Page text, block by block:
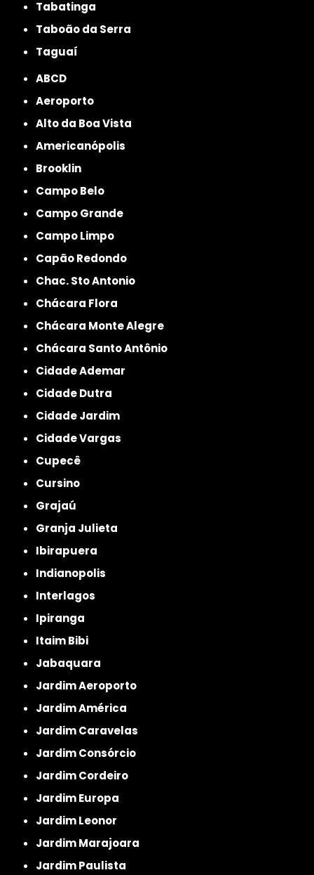
Tabatinga
Taboão da Serra
Taguaí
ABCD
Aeroporto
Alto da Boa Vista
Americanópolis
Brooklin
Campo Belo
Campo Grande
Campo Limpo
Capão Redondo
Chac. Sto Antonio
Chácara Flora
Chácara Monte Alegre
Chácara Santo Antônio
Cidade Ademar
Cidade Dutra
Cidade Jardim
Cidade Vargas
Cupecê
Cursino
Grajaú
Granja Julieta
Ibirapuera
Indianopolis
Interlagos
Ipiranga
Itaim Bibi
Jabaquara
Jardim Aeroporto
Jardim América
Jardim Caravelas
Jardim Consórcio
Jardim Cordeiro
Jardim Europa
Jardim Leonor
Jardim Marajoara
Jardim Paulista